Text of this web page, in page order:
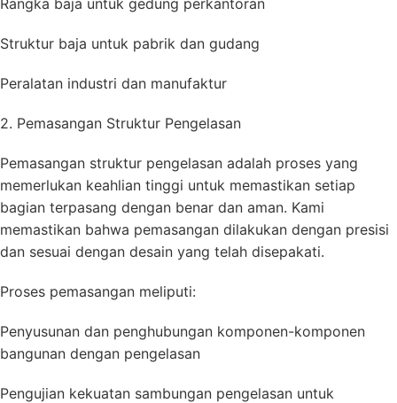
Rangka baja untuk gedung perkantoran
Struktur baja untuk pabrik dan gudang
Peralatan industri dan manufaktur
2. Pemasangan Struktur Pengelasan
Pemasangan struktur pengelasan adalah proses yang
memerlukan keahlian tinggi untuk memastikan setiap
bagian terpasang dengan benar dan aman. Kami
memastikan bahwa pemasangan dilakukan dengan presisi
dan sesuai dengan desain yang telah disepakati.
Proses pemasangan meliputi:
Penyusunan dan penghubungan komponen-komponen
bangunan dengan pengelasan
Pengujian kekuatan sambungan pengelasan untuk